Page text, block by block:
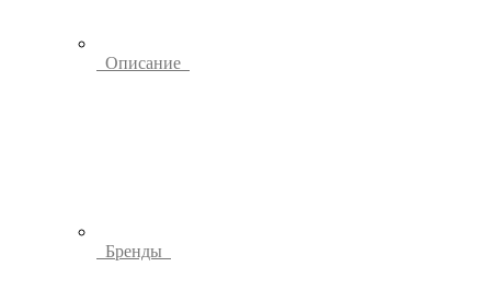
Описание
Бренды